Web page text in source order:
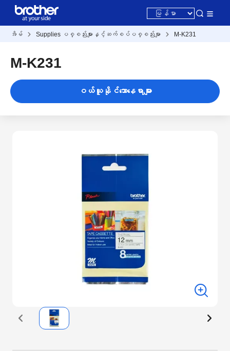
အိမ် Supplies ပစ္စည်းများနှင့်ဆက်စပ်ပစ္စည်းမျာ M-K231
M-K231
ဝယ်ယူနိုင်သောနေရာများ